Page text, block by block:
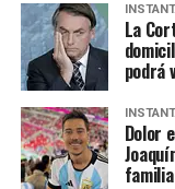
La
podrá
Dolor